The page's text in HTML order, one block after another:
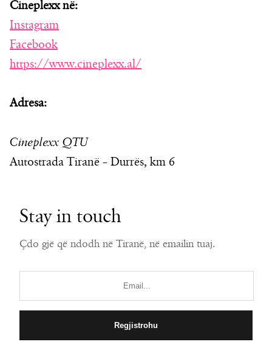
Cineplexx në:
Instagram
Facebook
https://www.cineplexx.al/
Adresa:
Cineplexx QTU
Autostrada Tiranë – Durrës, km 6
Stay in touch
Çdo gjë që ndodh në Tiranë, në emailin tuaj.